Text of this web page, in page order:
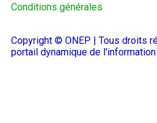
Conditions générales
Copyright © ONEP | Tous droits
portail dynamique de